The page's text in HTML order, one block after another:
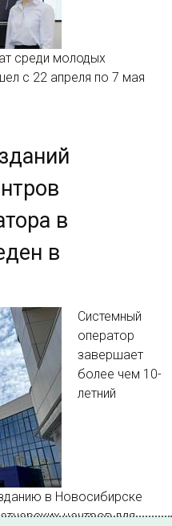
среди молодых
с 22 апреля по 7 мая
в
в
Системный
оператор
завершает
более чем 10-
летний
в Новосибирске
центров для